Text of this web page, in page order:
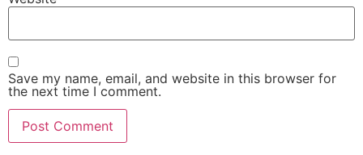
Save my name, email, and website in this browser for
the next time I comment.